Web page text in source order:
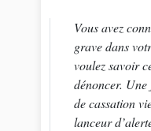
Vous avez
grave dans
voulez savoir
dénoncer.
de cassation
lanceur